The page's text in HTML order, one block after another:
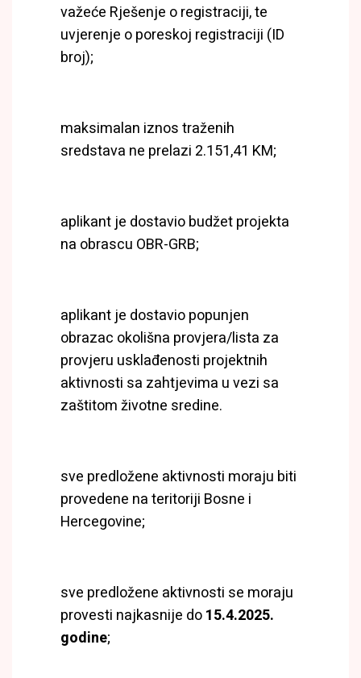
važeće Rješenje o registraciji, te
uvjerenje o poreskoj registraciji (ID
broj);
maksimalan iznos traženih
sredstava ne prelazi 2.151,41 KM;
aplikant je dostavio budžet projekta
na obrascu OBR-GRB;
aplikant je dostavio popunjen
obrazac okolišna provjera/lista za
provjeru usklađenosti projektnih
aktivnosti sa zahtjevima u vezi sa
zaštitom životne sredine.
sve predložene aktivnosti moraju biti
provedene na teritoriji Bosne i
Hercegovine;
sve predložene aktivnosti se moraju
provesti najkasnije do15.4.2025.
godine;